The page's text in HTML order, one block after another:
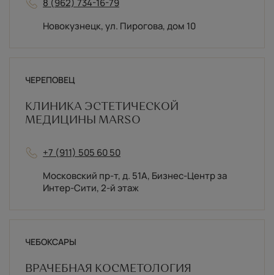
8 (962) 734-16-79
Новокузнецк, ул. Пирогова, дом 10
ЧЕРЕПОВЕЦ
КЛИНИКА ЭСТЕТИЧЕСКОЙ
МЕДИЦИНЫ MARSO
+7 (911) 505 60 50
Московский пр-т, д. 51А, Бизнес-Центр за
Интер-Сити, 2-й этаж
ЧЕБОКСАРЫ
ВРАЧЕБНАЯ КОСМЕТОЛОГИЯ